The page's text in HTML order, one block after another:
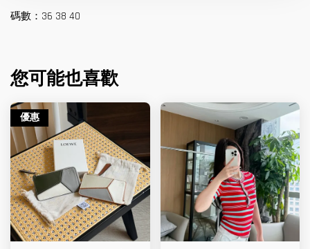
碼數：36 38 40
您可能也喜歡
優惠